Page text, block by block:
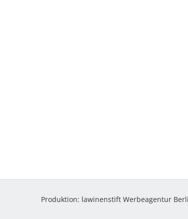
Produktion: lawinenstift Werbeagentur